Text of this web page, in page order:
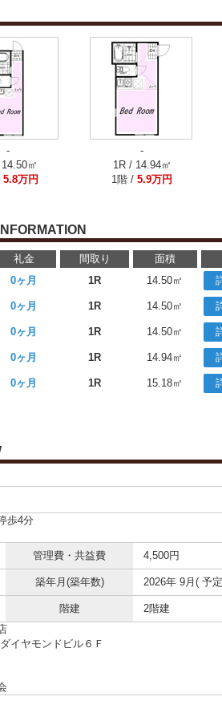
-
㎡
5.8万円
-
1R / 14.94㎡
1階 / 5.9万円
礼金 間取り 面積
0ヶ月 1R 14.50㎡
0ヶ月 1R 14.50㎡
0ヶ月 1R 14.50㎡
0ヶ月 1R 14.94㎡
0ヶ月 1R 15.18㎡
歩4分
管理費・共益費 4,500円
築年月(築年数) 2026年 9月( 予
階建 2階建
イヤモンドビル６Ｆ